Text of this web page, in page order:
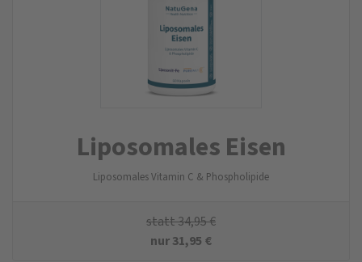
Liposomales Eisen
Liposomales Vitamin C & Phospholipide
statt34,95€
nur31,95 €